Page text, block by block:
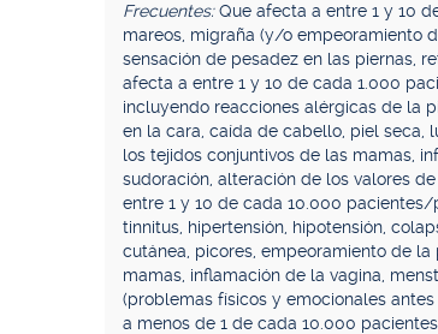
Frecuentes:Que afecta a entre 1 y 10
mareos, migraña (y/o empeoramiento
sensación de pesadez en las piernas,
afecta a entre 1 y 10 de cada 1.000
incluyendo reacciones alérgicas de la
en la cara, caída de cabello, piel seca,
los tejidos conjuntivos de las mamas,
sudoración, alteración de los valores
entre 1 y 10 de cada 10.000 pacientes/
tinnitus, hipertensión, hipotensión,
cutánea, picores, empeoramiento de
mamas, inflamación de la vagina,
(problemas físicos y emocionales
a menos de 1 de cada 10.000